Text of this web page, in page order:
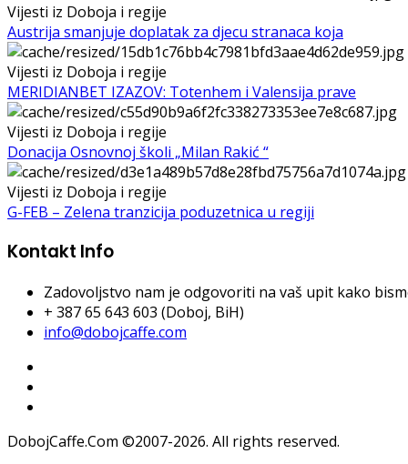
Vijesti iz Doboja i regije
Austrija smanjuje doplatak za djecu stranaca koja
Vijesti iz Doboja i regije
MERIDIANBET IZAZOV: Totenhem i Valensija prave
Vijesti iz Doboja i regije
Donacija Osnovnoj školi „Milan Rakić “
Vijesti iz Doboja i regije
G-FEB – Zelena tranzicija poduzetnica u regiji
Kontakt Info
Zadovoljstvo nam je odgovoriti na vaš upit kako
+ 387 65 643 603 (Doboj, BiH)
info@dobojcaffe.com
DobojCaffe.Com ©2007-2026. All rights reserved.